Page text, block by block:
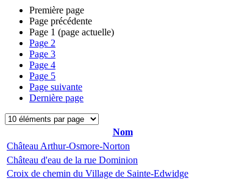
Première page
Page précédente
Page 1 (page actuelle)
Page 2
Page 3
Page 4
Page 5
Page suivante
Dernière page
Nom
Château Arthur-Osmore-Norton
Château d'eau de la rue Dominion
Croix de chemin du Village de Sainte-Edwidge